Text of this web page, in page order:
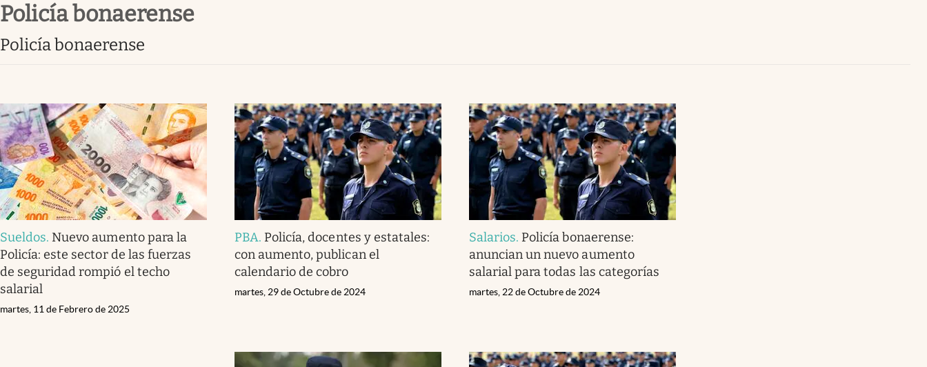
Infotechnology
Eventos Corporativos
El Cronista Studio
Mediakit
abre en nueva pestaña
policía bonaerense
policía bonaerense
Sueldos. Nuevo aumento para la
Policía: este sector de las fuerzas
de seguridad rompió el techo
salarial
martes, 11 de Febrero de 2025
PBA. Policía, docentes y estatales:
con aumento, publican el
calendario de cobro
martes, 29 de Octubre de 2024
Salarios. Policía bonaerense:
anuncian un nuevo aumento
salarial para todas las categorías
martes, 22 de Octubre de 2024